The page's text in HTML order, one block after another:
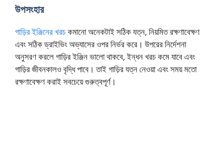
উপসংহার
গাড়ির ইঞ্জিনের খরচকমানো অনেকটাই সঠিক যত্ন, নিয়মিত রক্ষণাবেক্ষণ
এবং সঠিক ড্রাইভিং অভ্যাসের ওপর নির্ভর করে। উপরের নির্দেশনা
অনুসরণ করলে গাড়ির ইঞ্জিন ভালো থাকবে, ইন্ধন খরচ কমে যাবে এবং
গাড়ির জীবনকালও বৃদ্ধি পাবে। তাই গাড়ির যত্ন নেওয়া এবং সময় মতো
রক্ষণাবেক্ষণ করাই সবচেয়ে গুরুত্বপূর্ণ।